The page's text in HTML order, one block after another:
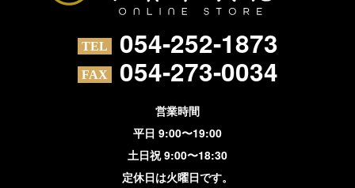
054-252-1873
054-273-0034
営業時間
平日 9:00〜19:00
土日祝 9:00〜18:30
定休日は火曜日です。